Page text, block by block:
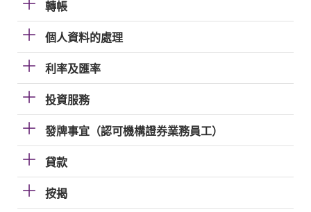
轉帳
個人資料的處理
利率及匯率
投資服務
發牌事宜（認可機構證券業務員工）
貸款
按揭